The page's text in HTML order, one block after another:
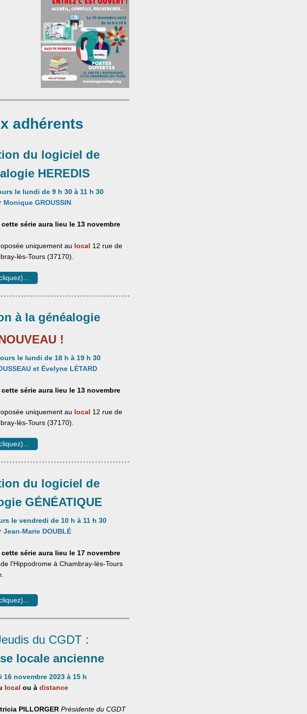
adhérents
du logiciel de
HEREDIS
le lundi de 9 h 30 à 11 h 30
Monique GROUSSIN
série aura lieu le 13 novembre
uniquement au local 12 rue de
lès-Tours (37170).
à la généalogie
!
le lundi de 18 h à 19 h 30
et Évelyne LÉTARD
série aura lieu le 13 novembre
uniquement au local 12 rue de
lès-Tours (37170).
du logiciel de
GÉNÉATIQUE
le vendredi de 10 h à 11 h 30
Jean-Marie DOUBLÉ
série aura lieu le 17 novembre
l'Hippodrome à Chambray-lès-Tours
du CGDT :
locale ancienne
16 novembre 2023 à 15 h
local ou à distance
PILLORGER Présidente du CGDT